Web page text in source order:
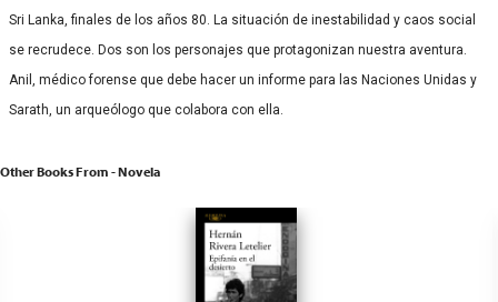
Sri Lanka, finales de los años 80. La situación de inestabilidad y caos social
se recrudece. Dos son los personajes que protagonizan nuestra aventura.
Anil, médico forense que debe hacer un informe para las Naciones Unidas y
Sarath, un arqueólogo que colabora con ella.
Other Books From - Novela